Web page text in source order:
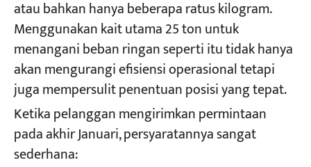
Tentang kami
atau bahkan hanya beberapa ratus kilogram.
Menggunakan kait utama 25 ton untuk
menangani beban ringan seperti itu tidak hanya
akan mengurangi efisiensi operasional tetapi
juga mempersulit penentuan posisi yang tepat.
Ketika pelanggan mengirimkan permintaan
pada akhir Januari, persyaratannya sangat
sederhana: